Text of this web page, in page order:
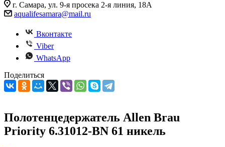
г. Самара, ул. 9-я просека 2-я линия, 18А
aqualifesamara@mail.ru
Вконтакте
Viber
WhatsApp
Поделиться
Полотенцедержатель Allen Brau
Priority 6.31012-BN 61 никель